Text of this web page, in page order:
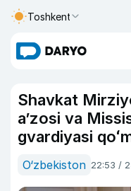
Toshkent
Shavkat
aʼzosi va
gvardiyasi
O‘zbekiston 22:53 /